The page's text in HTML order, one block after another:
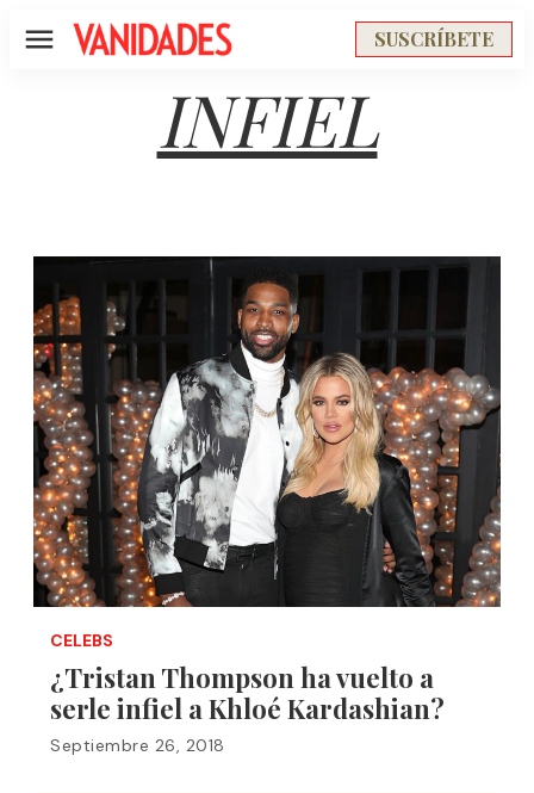
Menú SUSCRÍBETE
INFIEL
CELEBS
¿Tristan Thompson ha vuelto a
serle infiel a Khloé Kardashian?
Septiembre 26, 2018